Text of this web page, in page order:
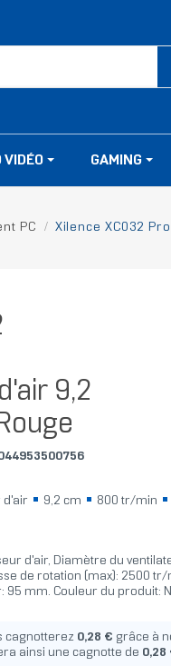
VIDÉO GAMING
PC Xilence XC032
9,2
d'air 9,2 cm 800 tr/min
d'air, Diamètre du
de rotation (max): 2500
mm. Couleur du produit:
cagnotterez 0,28 € grâce à
ainsi une cagnotte de 0,28